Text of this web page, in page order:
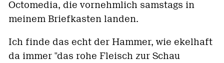
Octomedia, die vornehmlich samstags in
meinem Briefkasten landen.
Ich finde das echt der Hammer, wie ekelhaft
da immer "das rohe Fleisch zur Schau